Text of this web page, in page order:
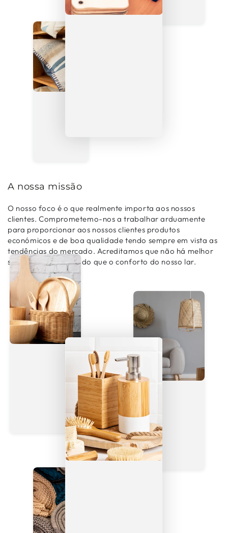
A nossa missão
O nosso foco é o que realmente importa aos nossos
clientes. Comprometemo-nos a trabalhar arduamente
para proporcionar aos nossos clientes produtos
económicos e de boa qualidade tendo sempre em vista as
tendências do mercado. Acreditamos que não há melhor
sensação no mundo do que o conforto do nosso lar.